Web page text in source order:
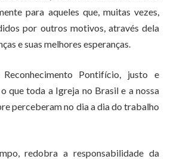
para aqueles que, muitas vezes,
por outros motivos, através dela
e suas melhores esperanças.
Pontifício, justo e
que toda a Igreja no Brasil e a nossa
perceberam no dia a dia do trabalho
redobra a responsabilidade da